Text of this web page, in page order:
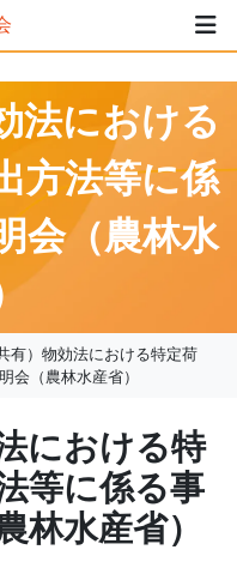
法における
方法等に係
会（農林水
有）物効法における特定荷
会（農林水産省）
における特
等に係る事
林水産省）